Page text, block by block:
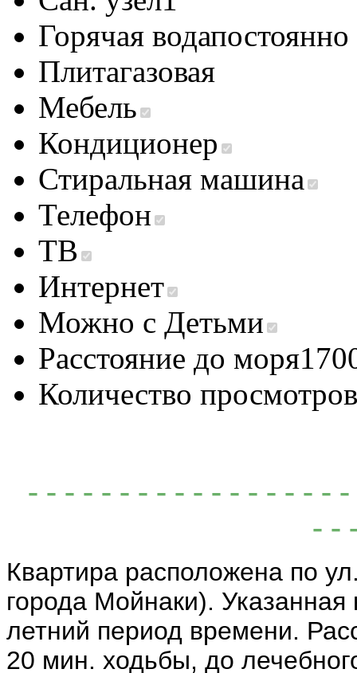
Горячая водапостоянно
Плитагазовая
Мебель
Кондиционер
Стиральная машина
Телефон
ТВ
Интернет
Можно с Детьми
Расстояние до моря
Количество просмотров
- - - - - - - - - - - - - - - - -
- -
Квартира расположена по
города Мойнаки). Указанная
летний период времени.
20 мин. ходьбы, до